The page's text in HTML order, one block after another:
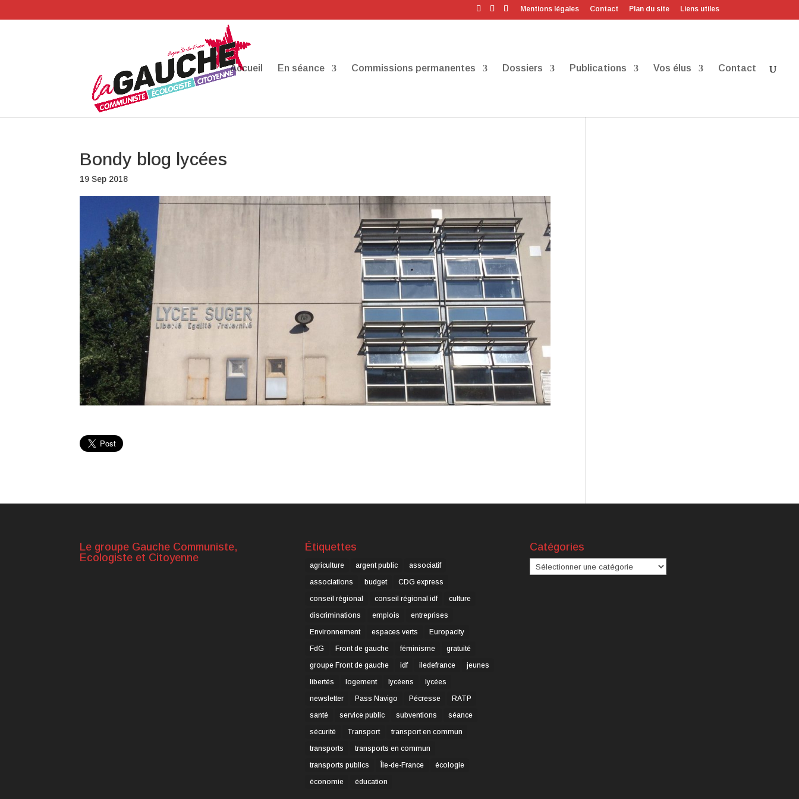
Mentions légales Contact Plan du site Liens utiles
Accueil En séance Commissions permanentes Dossiers Publications Vos élus Contact
Bondy blog lycées
19 Sep 2018
Le groupe Gauche Communiste,
Ecologiste et Citoyenne
Étiquettes
agriculture argent public
associatif
associations
budget
CDG express
conseil régional
conseil régional idf
culture
discriminations
emplois
entreprises
Environnement
espaces verts
Europacity
FdG
Front de gauche féminisme
gratuité
groupe Front de gauche
idf iledefrance
jeunes
libertés
logement lycéens
lycées
newsletter
Pass Navigo Pécresse
RATP
santé
service public subventions
séance
sécurité
Transport
transport en commun
transports
transports en commun
transports publics
Île-de-France
écologie
économie
éducation
Catégories
Catégories